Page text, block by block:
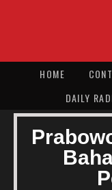
HOME
DAILY